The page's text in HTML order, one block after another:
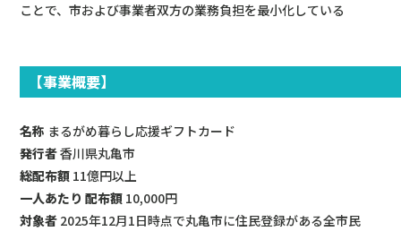
ことで、市および事業者双方の業務負担を最小化している
【事業概要】
名称 まるがめ暮らし応援ギフトカード
発行者香川県丸亀市
総配布額 11億円以上
一人あたり 配布額 10,000円
対象者 2025年12月1日時点で丸亀市に住民登録がある全市民